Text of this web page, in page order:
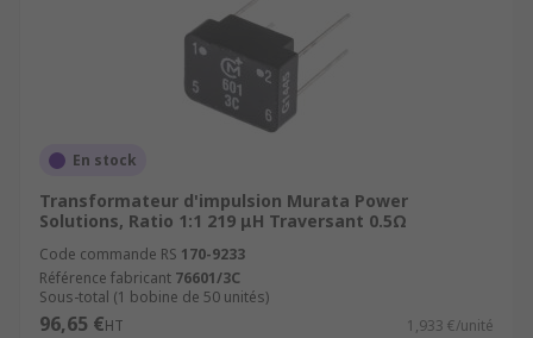
En stock
Transformateur d'impulsion Murata Power
Solutions, Ratio 1:1 219 μH Traversant 0.5Ω
Code commande RS 170-9233
Référence fabricant 76601/3C
Sous-total (1 bobine de 50 unités)
96,65 €HT 1,933 €/unité